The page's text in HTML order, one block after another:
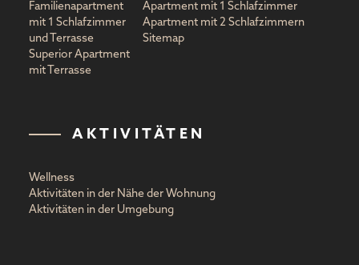
Familienapartment
mit 1 Schlafzimmer
und Terrasse
Superior Apartment
mit Terrasse
Apartment mit 1 Schlafzimmer
Apartment mit 2 Schlafzimmern
Sitemap
AKTIVITÄTEN
Wellness
Aktivitäten in der Nähe der Wohnung
Aktivitäten in der Umgebung